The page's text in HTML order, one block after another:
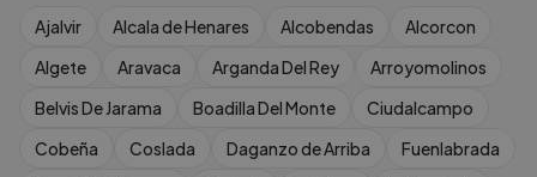
Ajalvir Alcala de Henares Alcobendas
Alcorcon
Algete
Aravaca Arganda Del Rey
Arroyomolinos
Belvis De Jarama
Boadilla Del Monte
Ciudalcampo
Cobeña
Coslada Daganzo de Arriba
Fuenlabrada